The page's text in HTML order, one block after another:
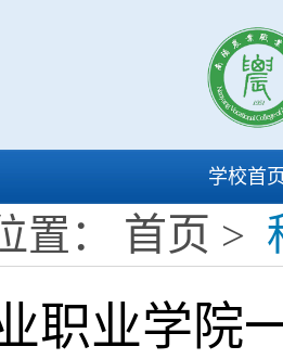
学校首
置： 首页 >
职业学院